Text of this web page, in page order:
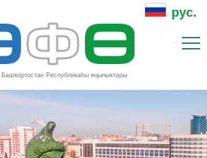
рус.
ФӨ
Республикаһы яңылыҡтары